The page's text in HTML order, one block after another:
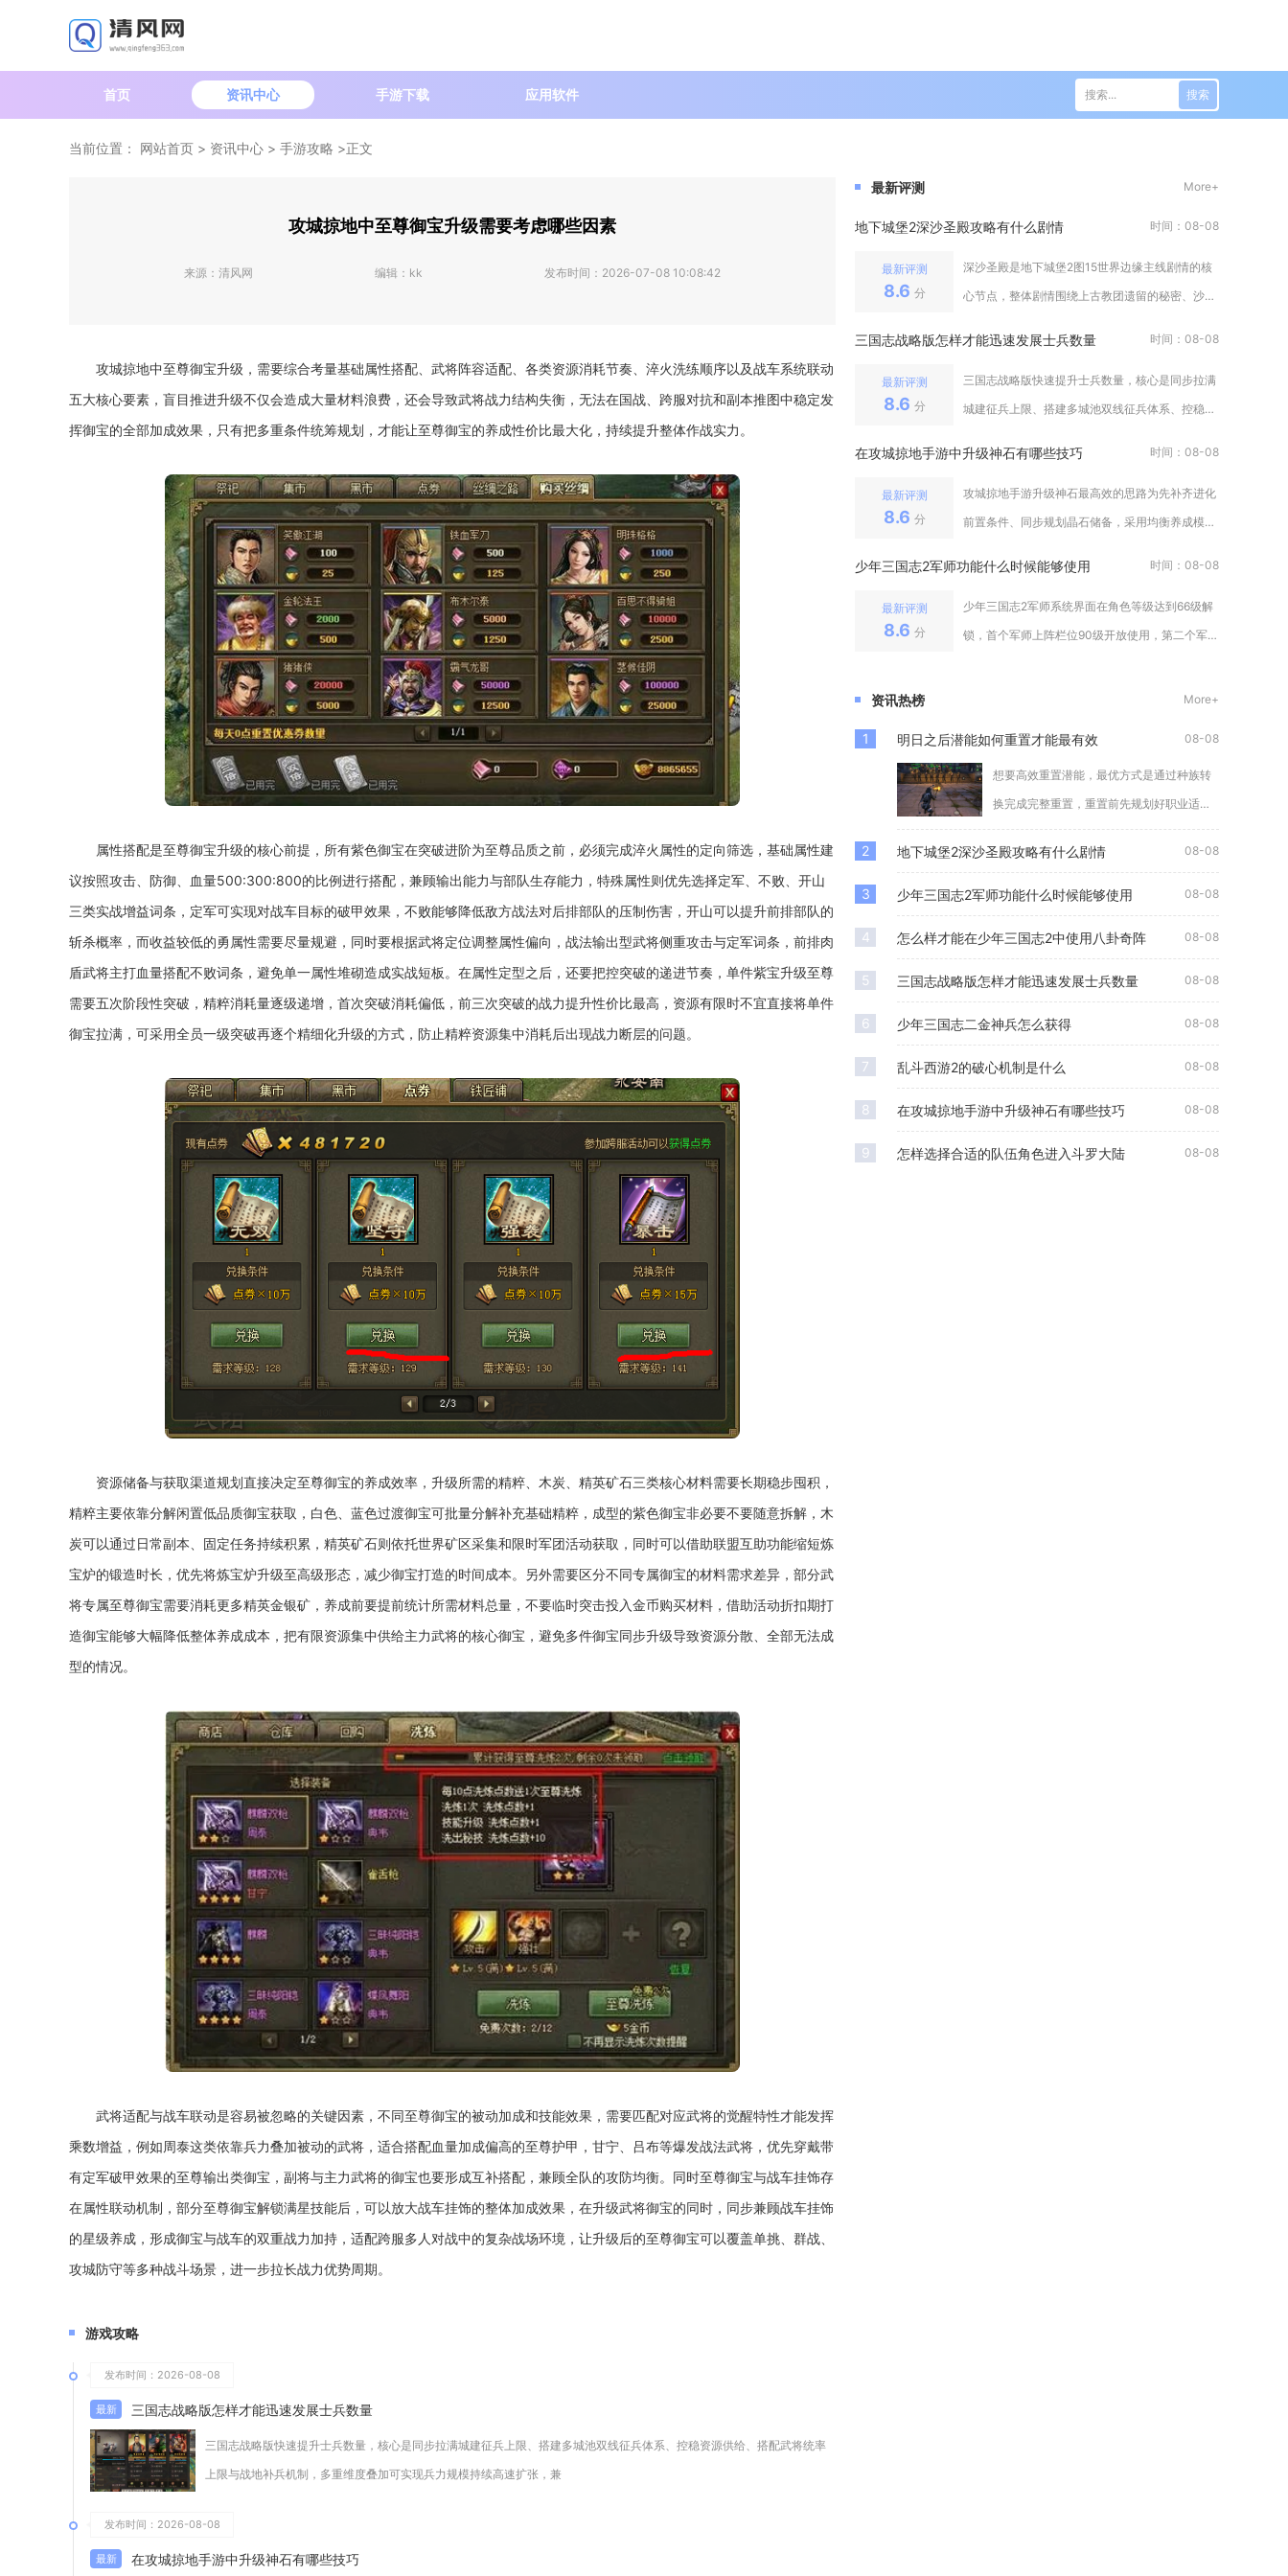
首页 资讯中心 手游下载 应用软件 搜索
当前位置： 网站首页 > 资讯中心 > 手游攻略 >正文
攻城掠地中至尊御宝升级需要考虑哪些因素
来源： 清风网 编辑： kk 发布时间： 2026-07-08 10:08:42
攻城掠地中至尊御宝升级，需要综合考量基础属性搭配、武将阵容适配、各类资源消耗节奏、淬火洗练顺序以及战车系统联动
五大核心要素，盲目推进升级不仅会造成大量材料浪费，还会导致武将战力结构失衡，无法在国战、跨服对抗和副本推图中稳定发
挥御宝的全部加成效果，只有把多重条件统筹规划，才能让至尊御宝的养成性价比最大化，持续提升整体作战实力。
属性搭配是至尊御宝升级的核心前提，所有紫色御宝在突破进阶为至尊品质之前，必须完成淬火属性的定向筛选，基础属性建
议按照攻击、防御、血量500:300:800的比例进行搭配，兼顾输出能力与部队生存能力，特殊属性则优先选择定军、不败、开山
三类实战增益词条，定军可实现对战车目标的破甲效果，不败能够降低敌方战法对后排部队的压制伤害，开山可以提升前排部队的
斩杀概率，而收益较低的勇属性需要尽量规避，同时要根据武将定位调整属性偏向，战法输出型武将侧重攻击与定军词条，前排肉
盾武将主打血量搭配不败词条，避免单一属性堆砌造成实战短板。在属性定型之后，还要把控突破的递进节奏，单件紫宝升级至尊
需要五次阶段性突破，精粹消耗量逐级递增，首次突破消耗偏低，前三次突破的战力提升性价比最高，资源有限时不宜直接将单件
御宝拉满，可采用全员一级突破再逐个精细化升级的方式，防止精粹资源集中消耗后出现战力断层的问题。
资源储备与获取渠道规划直接决定至尊御宝的养成效率，升级所需的精粹、木炭、精英矿石三类核心材料需要长期稳步囤积，
精粹主要依靠分解闲置低品质御宝获取，白色、蓝色过渡御宝可批量分解补充基础精粹，成型的紫色御宝非必要不要随意拆解，木
炭可以通过日常副本、固定任务持续积累，精英矿石则依托世界矿区采集和限时军团活动获取，同时可以借助联盟互助功能缩短炼
宝炉的锻造时长，优先将炼宝炉升级至高级形态，减少御宝打造的时间成本。另外需要区分不同专属御宝的材料需求差异，部分武
将专属至尊御宝需要消耗更多精英金银矿，养成前要提前统计所需材料总量，不要临时突击投入金币购买材料，借助活动折扣期打
造御宝能够大幅降低整体养成成本，把有限资源集中供给主力武将的核心御宝，避免多件御宝同步升级导致资源分散、全部无法成
型的情况。
武将适配与战车联动是容易被忽略的关键因素，不同至尊御宝的被动加成和技能效果，需要匹配对应武将的觉醒特性才能发挥
乘数增益，例如周泰这类依靠兵力叠加被动的武将，适合搭配血量加成偏高的至尊护甲，甘宁、吕布等爆发战法武将，优先穿戴带
有定军破甲效果的至尊输出类御宝，副将与主力武将的御宝也要形成互补搭配，兼顾全队的攻防均衡。同时至尊御宝与战车挂饰存
在属性联动机制，部分至尊御宝解锁满星技能后，可以放大战车挂饰的整体加成效果，在升级武将御宝的同时，同步兼顾战车挂饰
的星级养成，形成御宝与战车的双重战力加持，适配跨服多人对战中的复杂战场环境，让升级后的至尊御宝可以覆盖单挑、群战、
攻城防守等多种战斗场景，进一步拉长战力优势周期。
游戏攻略
发布时间：2026-08-08
三国志战略版怎样才能迅速发展士兵数量
三国志战略版快速提升士兵数量，核心是同步拉满城建征兵上限、搭建多城池双线征兵体系、控稳资源供给、搭配武将统率
上限与战地补兵机制，多重维度叠加可实现兵力规模持续高速扩张，兼
发布时间：2026-08-08
在攻城掠地手游中升级神石有哪些技巧
最新评测 More+
地下城堡2深沙圣殿攻略有什么剧情 时间：08-08
最新评测
8.6 分
深沙圣殿是地下城堡2图15世界边缘主线剧情的核
心节点，整体剧情围绕上古教团遗留的秘密、沙漠
三国志战略版怎样才能迅速发展士兵数量 时间：08-08
最新评测
8.6 分
三国志战略版快速提升士兵数量，核心是同步拉满
城建征兵上限、搭建多城池双线征兵体系、控稳资
在攻城掠地手游中升级神石有哪些技巧 时间：08-08
最新评测
8.6 分
攻城掠地手游升级神石最高效的思路为先补齐进化
前置条件、同步规划晶石储备，采用均衡养成模
少年三国志2军师功能什么时候能够使用 时间：08-08
最新评测
8.6 分
少年三国志2军师系统界面在角色等级达到66级解
锁，首个军师上阵栏位90级开放使用，第二个军师
资讯热榜 More+
1 明日之后潜能如何重置才能最有效 08-08
想要高效重置潜能，最优方式是通过种族转
换完成完整重置，重置前先规划好职业适配
加点路线，再利用潜能暴击机制提升材料利
用率，
2 地下城堡2深沙圣殿攻略有什么剧情 08-08
3 少年三国志2军师功能什么时候能够使用 08-08
4 怎么样才能在少年三国志2中使用八卦奇阵 08-08
5 三国志战略版怎样才能迅速发展士兵数量 08-08
6 少年三国志二金神兵怎么获得 08-08
7 乱斗西游2的破心机制是什么 08-08
8 在攻城掠地手游中升级神石有哪些技巧 08-08
9 怎样选择合适的队伍角色进入斗罗大陆 08-08